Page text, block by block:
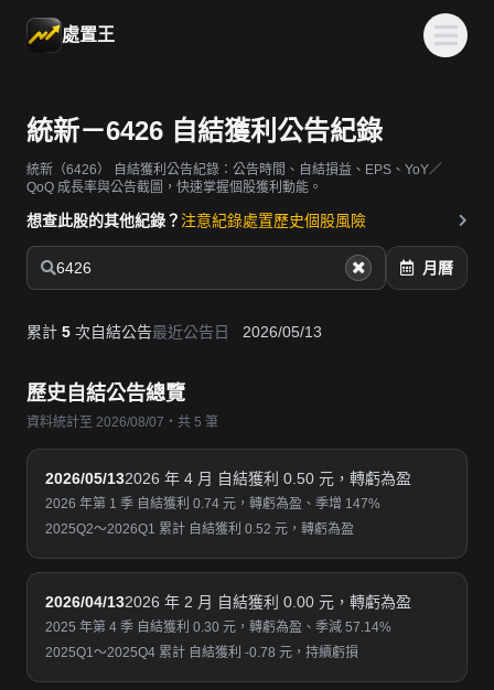
處置王
統新－6426 自結獲利公告紀錄
統新（6426）
自結獲利公告紀錄：公告時間、自結損益、EPS、YoY／
QoQ 成長率與公告截圖，快速掌握個股獲利動能。
想查此股的其他紀錄？ 注意紀錄處置歷史個股風險
6426 月曆
累計 5 次自結公告最近公告日 2026/05/13
歷史自結公告總覽
資料統計至 2026/08/07・共 5 筆
2026/05/132026 年 4 月 自結獲利 0.50 元，轉虧為盈
2026 年第 1 季 自結獲利 0.74 元，轉虧為盈、季增 147%
2025Q2～2026Q1 累計 自結獲利 0.52 元，轉虧為盈
2026/04/132026 年 2 月 自結獲利 0.00 元，轉虧為盈
2025 年第 4 季 自結獲利 0.30 元，轉虧為盈、季減 57.14%
2025Q1～2025Q4 累計 自結獲利 -0.78 元，持續虧損